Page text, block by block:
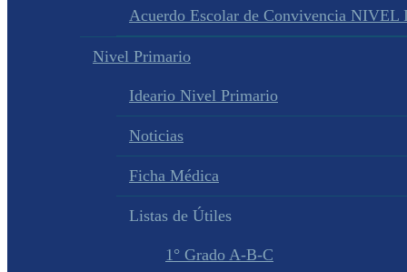
Acuerdo Escolar de Convivencia
Nivel Primario
Ideario Nivel Primario
Noticias
Ficha Médica
Listas de Útiles
1° Grado A-B-C